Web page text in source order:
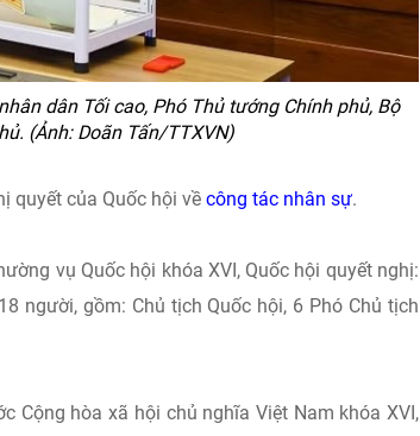
dân Tối cao, Phó Thủ tướng Chính phủ, Bộ
(Ảnh: Doãn Tấn/TTXVN)
quyết của Quốc hội về công tác nhân sự.
vụ Quốc hội khóa XVI, Quốc hội quyết nghị:
người, gồm: Chủ tịch Quốc hội, 6 Phó Chủ tịch
Cộng hòa xã hội chủ nghĩa Việt Nam khóa XVI,